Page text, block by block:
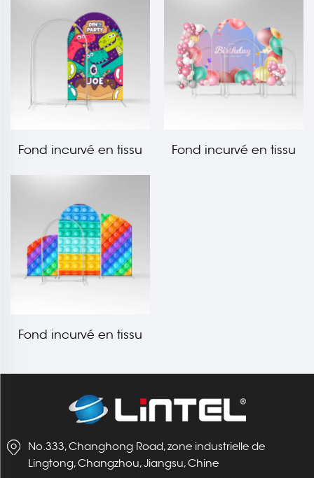
Fond incurvé en tissu
Chiara LT-PS010
Fond incurvé en tissu
Fond incurvé en tissu
No.333, Changhong Road, zone industrielle de
Lingtong, Changzhou, Jiangsu, Chine